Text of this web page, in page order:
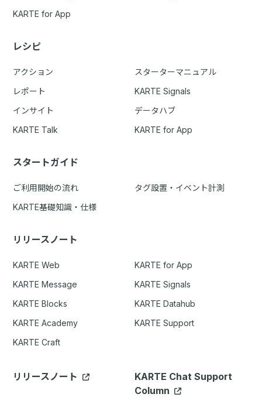
KARTE for App
レシピ
アクション
スターターマニュアル
レポート
KARTE Signals
インサイト
データハブ
KARTE Talk
KARTE for App
スタートガイド
ご利用開始の流れ
タグ設置・イベント計測
KARTE基礎知識・仕様
リリースノート
KARTE Web
KARTE for App
KARTE Message
KARTE Signals
KARTE Blocks
KARTE Datahub
KARTE Academy
KARTE Support
KARTE Craft
リリースノート
KARTE Chat Support
Column